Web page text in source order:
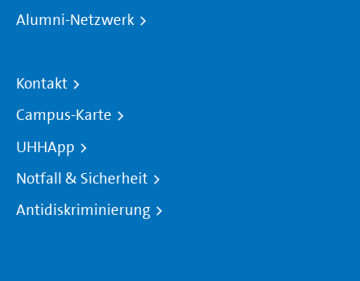
Alumni-Netzwerk
Kontakt
Campus-Karte
UHHApp
Notfall & Sicherheit
Antidiskriminierung